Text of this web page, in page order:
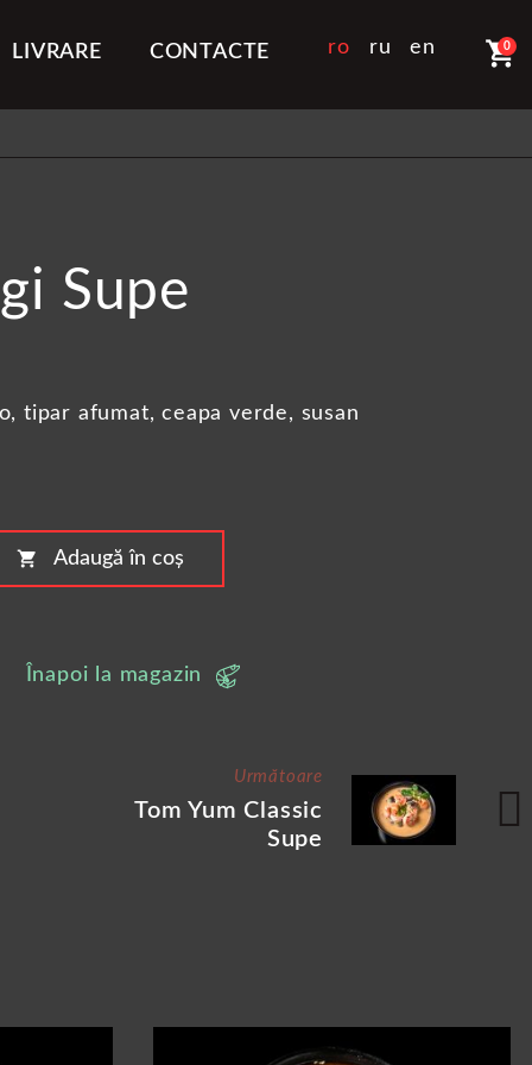
LIVRARE CONTACTE ro ru en 0
shopping_cart
Supe
tipar afumat, ceapa verde, susan
shopping_cart Adaugă în coș
Înapoi la magazin
Următoare
Tom Yum Classic
Supe